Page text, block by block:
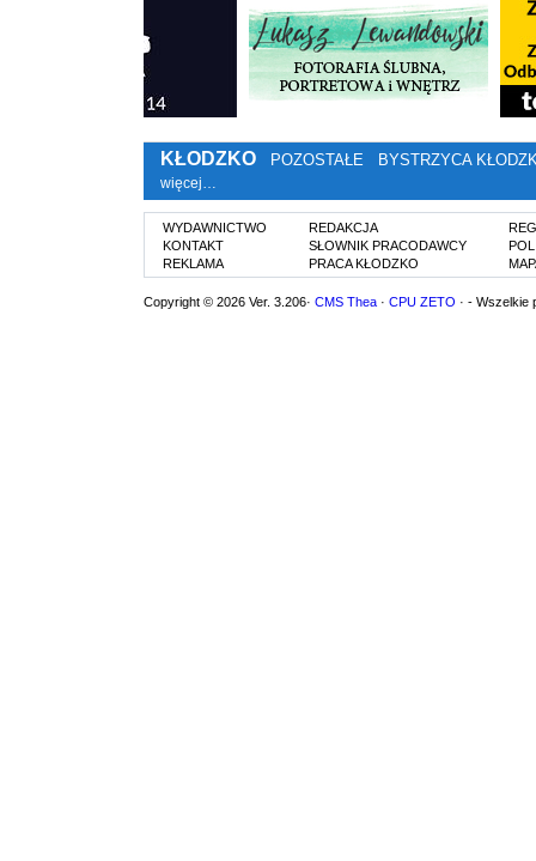
KŁODZKO POZOSTAŁE BYSTRZYCA
więcej…
WYDAWNICTWO
KONTAKT
REKLAMA
REDAKCJA
SŁOWNIK PRACODAWCY
PRACA KŁODZKO
Copyright © 2026 Ver. 3.206· CMS Thea · CPU ZETO · - Wszelkie